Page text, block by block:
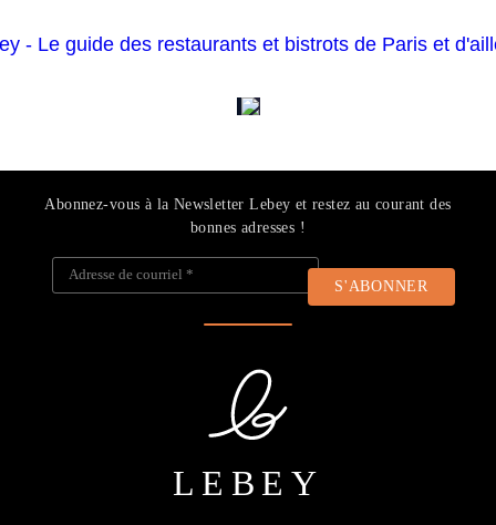
Abonnez-vous à la Newsletter Lebey et restez au courant des
bonnes adresses !
Adresse de courriel
LEBEY